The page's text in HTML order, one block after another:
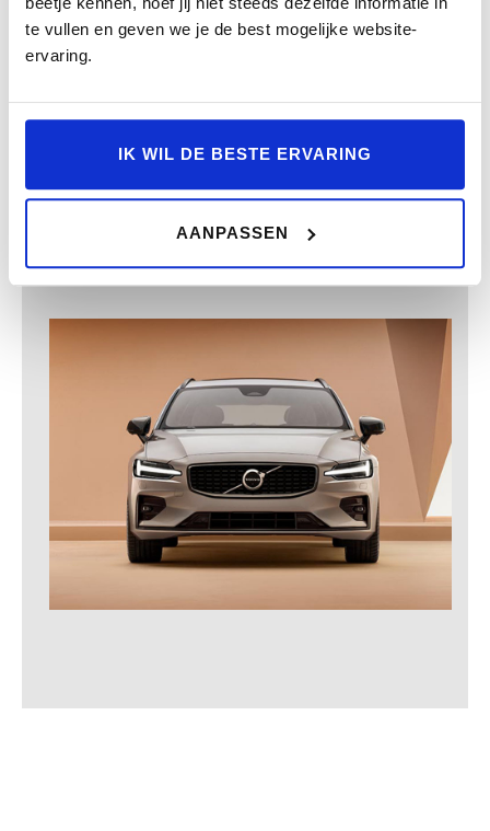
te vullen en geven we je de best mogelijke website-
ervaring.
IK WIL DE BESTE ERVARING
AANPASSEN
Met de Volvo Car Insurance kies je voor de
autoverzekering voor Volvo eigenaren. Het bied
zekerheid en de vrijheid om de verzekering op je
VOLVO CAR INSURANCE